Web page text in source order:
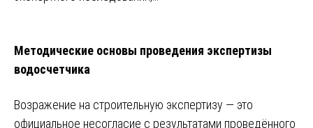
Методические основы проведения экспертизы
водосчетчика
Возражение на строительную экспертизу — это
официальное несогласие с результатами проведённого